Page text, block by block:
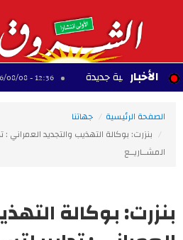
الأخبار
جديدة 12:36 - 2026/08/08
الصفحة الرئيسية
جهاتنا
بنزرت: بوكالة التهذيب والتجديد العمراني :
المشــاريــع
بنزرت: بوكالة